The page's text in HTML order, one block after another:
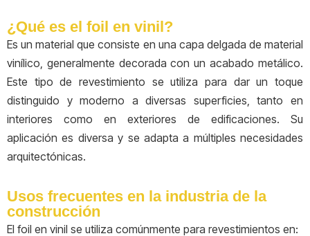
¿Qué es el foil en vinil?
Es un material que consiste en una capa delgada de material
vinílico, generalmente decorada con un acabado metálico.
Este tipo de revestimiento se utiliza para dar un toque
distinguido y moderno a diversas superficies, tanto en
interiores como en exteriores de edificaciones. Su
aplicación es diversa y se adapta a múltiples necesidades
arquitectónicas.
Usos frecuentes en la industria de la
construcción
El foil en vinil se utiliza comúnmente para revestimientos en: